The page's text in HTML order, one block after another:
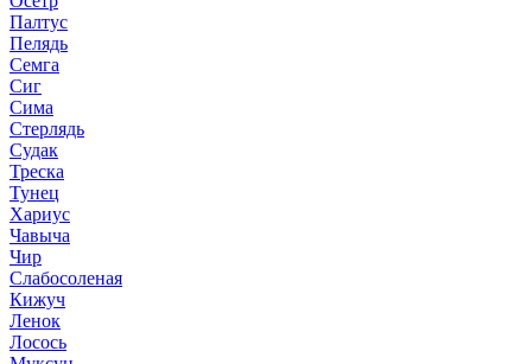
Палтус
Пелядь
Семга
Сиг
Сима
Стерлядь
Судак
Треска
Тунец
Хариус
Чавыча
Чир
Слабосоленая
Кижуч
Ленок
Лосось